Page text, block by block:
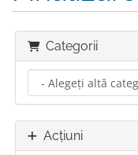
Categorii
Acțiuni